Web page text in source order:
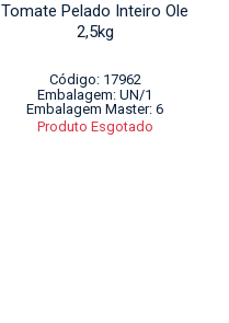
Tomate Pelado Inteiro Ole
2,5kg
Código: 17962
Embalagem: UN/1
Embalagem Master: 6
Produto Esgotado